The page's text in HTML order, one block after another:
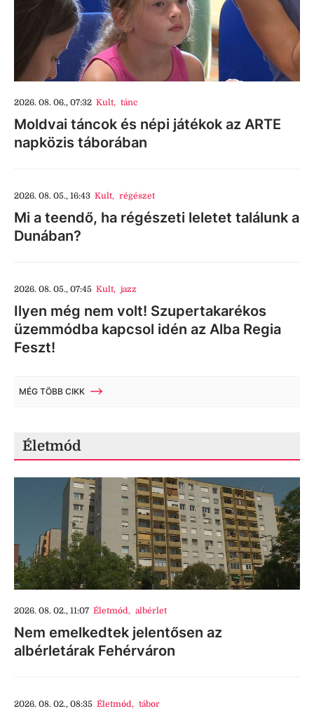
2026. 08. 06., 07:32 Kult, tánc
Moldvai táncok és népi játékok az ARTE
napközis táborában
2026. 08. 05., 16:43 Kult, régészet
Mi a teendő, ha régészeti leletet találunk a
Dunában?
2026. 08. 05., 07:45 Kult, jazz
Ilyen még nem volt! Szupertakarékos
üzemmódba kapcsol idén az Alba Regia
Feszt!
MÉG TÖBB CIKK
Életmód
2026. 08. 02., 11:07 Életmód, albérlet
Nem emelkedtek jelentősen az
albérletárak Fehérváron
2026. 08. 02., 08:35 Életmód, tábor